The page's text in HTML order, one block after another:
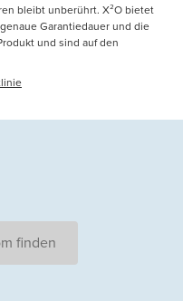
bleibt unberührt. X²O bietet
Garantiedauer und die
und sind auf den
finden